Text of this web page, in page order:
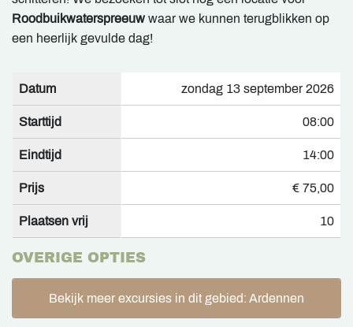
Roodbuikwaterspreeuw waar we kunnen terugblikken op
een heerlijk gevulde dag!
Datum zondag 13 september 2026
Starttijd 08:00
Eindtijd 14:00
Prijs € 75,00
Plaatsen vrij 10
OVERIGE OPTIES
Bekijk meer excursies in dit gebied: Ardennen